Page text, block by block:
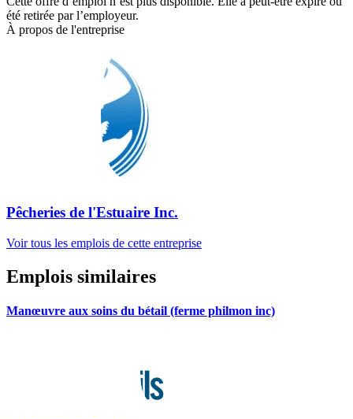
été retirée par l’employeur.
À propos de l'entreprise
Pêcheries de l'Estuaire Inc.
Voir tous les emplois de cette entreprise
Emplois similaires
Manœuvre aux soins du bétail (ferme philmon inc)